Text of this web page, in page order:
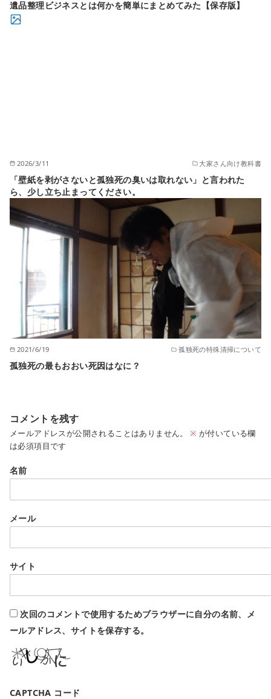
遺品整理ビジネスとは何かを簡単にまとめてみた【保存版】
2026/3/11 大家さん向け教科書
「壁紙を剥がさないと孤独死の臭いは取れない」と言われた
ら、少し立ち止まってください。
2021/6/19 孤独死の特殊清掃について
孤独死の最もおおい死因はなに？
コメントを残す
メールアドレスが公開されることはありません。 ※ が付いている欄
は必須項目です
名前
メール
サイト
次回のコメントで使用するためブラウザーに自分の名前、メ
ールアドレス、サイトを保存する。
CAPTCHA コード